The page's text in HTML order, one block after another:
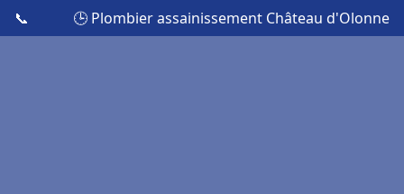
📞 🕒 Plombier assainissement Château d'Olonne